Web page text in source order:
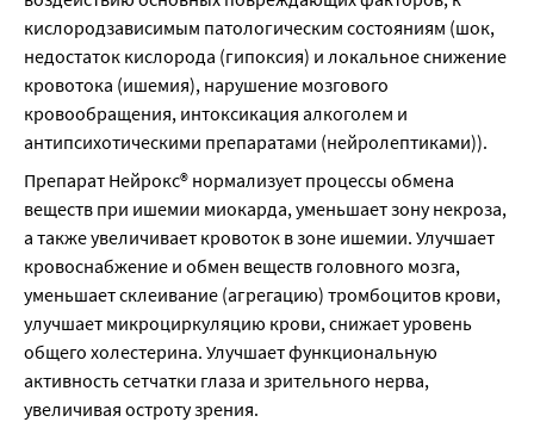
кислородзависимым патологическим состояниям (шок,
недостаток кислорода (гипоксия) и локальное снижение
кровотока (ишемия), нарушение мозгового
кровообращения, интоксикация алкоголем и
антипсихотическими препаратами (нейролептиками)).
Препарат Нейрокс® нормализует процессы обмена
веществ при ишемии миокарда, уменьшает зону некроза,
а также увеличивает кровоток в зоне ишемии. Улучшает
кровоснабжение и обмен веществ головного мозга,
уменьшает склеивание (агрегацию) тромбоцитов крови,
улучшает микроциркуляцию крови, снижает уровень
общего холестерина. Улучшает функциональную
активность сетчатки глаза и зрительного нерва,
увеличивая остроту зрения.